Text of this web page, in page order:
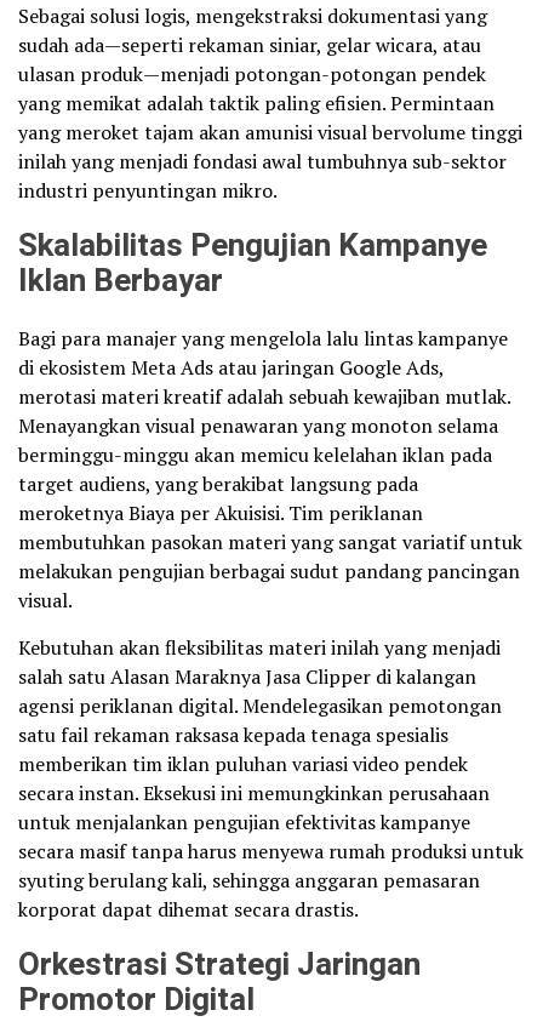
Sebagai solusi logis, mengekstraksi dokumentasi yang
sudah ada—seperti rekaman siniar, gelar wicara, atau
ulasan produk—menjadi potongan-potongan pendek
yang memikat adalah taktik paling efisien. Permintaan
yang meroket tajam akan amunisi visual bervolume tinggi
inilah yang menjadi fondasi awal tumbuhnya sub-sektor
industri penyuntingan mikro.
Skalabilitas Pengujian Kampanye
Iklan Berbayar
Bagi para manajer yang mengelola lalu lintas kampanye
di ekosistem Meta Ads atau jaringan Google Ads,
merotasi materi kreatif adalah sebuah kewajiban mutlak.
Menayangkan visual penawaran yang monoton selama
berminggu-minggu akan memicu kelelahan iklan pada
target audiens, yang berakibat langsung pada
meroketnya Biaya per Akuisisi. Tim periklanan
membutuhkan pasokan materi yang sangat variatif untuk
melakukan pengujian berbagai sudut pandang pancingan
visual.
Kebutuhan akan fleksibilitas materi inilah yang menjadi
salah satu Alasan Maraknya Jasa Clipper di kalangan
agensi periklanan digital. Mendelegasikan pemotongan
satu fail rekaman raksasa kepada tenaga spesialis
memberikan tim iklan puluhan variasi video pendek
secara instan. Eksekusi ini memungkinkan perusahaan
untuk menjalankan pengujian efektivitas kampanye
secara masif tanpa harus menyewa rumah produksi untuk
syuting berulang kali, sehingga anggaran pemasaran
korporat dapat dihemat secara drastis.
Orkestrasi Strategi Jaringan
Promotor Digital